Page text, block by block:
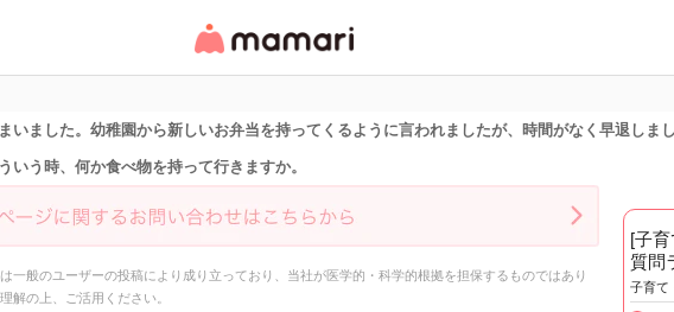
リ・情報サイト
いました。幼稚園から新しいお弁当を持ってくるように言われましたが、時間がなく早退しま
う時、何か食べ物を持って行きますか。
一般のユーザーの投稿により成り立っており、当社が医学的・科学的根拠を担保するものではあり
解の上、ご活用ください。
[子
質問
子育て